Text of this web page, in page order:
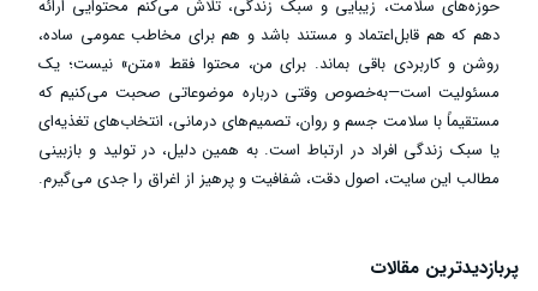
حوزه‌های سلامت، زیبایی و سبک زندگی، تلاش می‌کنم محتوایی ارائه
دهم که هم قابل‌اعتماد و مستند باشد و هم برای مخاطب عمومی ساده،
روشن و کاربردی باقی بماند. برای من، محتوا فقط «متن» نیست؛ یک
مسئولیت است—به‌خصوص وقتی درباره موضوعاتی صحبت می‌کنیم که
مستقیماً با سلامت جسم و روان، تصمیم‌های درمانی، انتخاب‌های تغذیه‌ای
یا سبک زندگی افراد در ارتباط است. به همین دلیل، در تولید و بازبینی
مطالب این سایت، اصول دقت، شفافیت و پرهیز از اغراق را جدی می‌گیرم.
پربازدیدترین مقالات